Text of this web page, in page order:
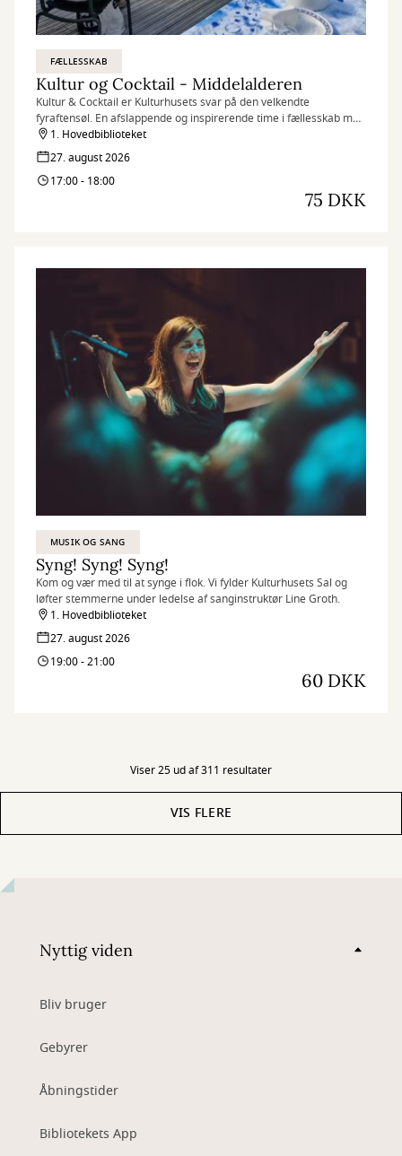
FÆLLESSKAB
Kultur og Cocktail - Middelalderen
Kultur & Cocktail er Kulturhusets svar på den velkendte
fyraftensøl. En afslappende og inspirerende time i fællesskab med
andre omkring en lækker cocktail og et spændende tema. I mikser
selv dagens cocktail, som er udvalgt efter temaet.
1. Hovedbiblioteket
27. august 2026
17:00 - 18:00
75 DKK
MUSIK OG SANG
Syng! Syng! Syng!
Kom og vær med til at synge i flok. Vi fylder Kulturhusets Sal og
løfter stemmerne under ledelse af sanginstruktør Line Groth.
1. Hovedbiblioteket
27. august 2026
19:00 - 21:00
60 DKK
Viser 25 ud af 311 resultater
VIS FLERE
Nyttig viden
Bliv bruger
Gebyrer
Åbningstider
Bibliotekets App